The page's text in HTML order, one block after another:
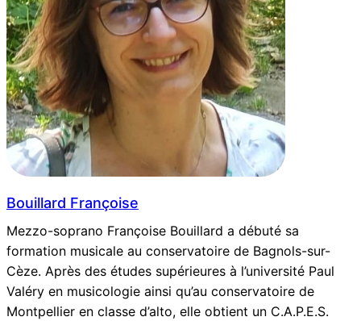
Bouillard Françoise
Mezzo-soprano Françoise Bouillard a débuté sa
formation musicale au conservatoire de Bagnols-sur-
Cèze. Après des études supérieures à l’université Paul
Valéry en musicologie ainsi qu’au conservatoire de
Montpellier en classe d’alto, elle obtient un C.A.P.E.S.